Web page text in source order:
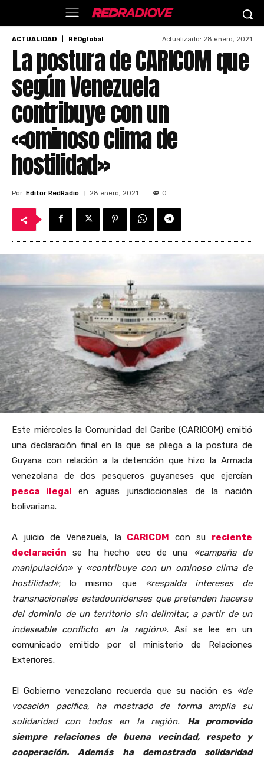
ACTUALIDAD REDglobal Actualizado: 28 enero, 2021
La postura de CARICOM que
según Venezuela
contribuye con un
«ominoso clima de
hostilidad»
Por Editor RedRadio 28 enero, 2021 0
Este miércoles la Comunidad del Caribe (CARICOM) emitió
una declaración final en la que se pliega a la postura de
Guyana con relación a la detención que hizo la Armada
venezolana de dos pesqueros guyaneses que ejercían
pesca ilegal en aguas jurisdiccionales de la nación
bolivariana.
A juicio de Venezuela, la CARICOM con su reciente
declaración se ha hecho eco de una «campaña de
manipulación»y «contribuye con un ominoso clima de
hostilidad»; lo mismo que «respalda intereses de
transnacionales estadounidenses que pretenden hacerse
del dominio de un territorio sin delimitar, a partir de un
indeseable conflicto en la región». Así se lee en un
comunicado emitido por el ministerio de Relaciones
Exteriores.
El Gobierno venezolano recuerda que su nación es «de
vocación pacífica, ha mostrado de forma amplia su
solidaridad con todos en la región. Ha promovido
siempre relaciones de buena vecindad, respeto y
cooperación. Además ha demostrado solidaridad